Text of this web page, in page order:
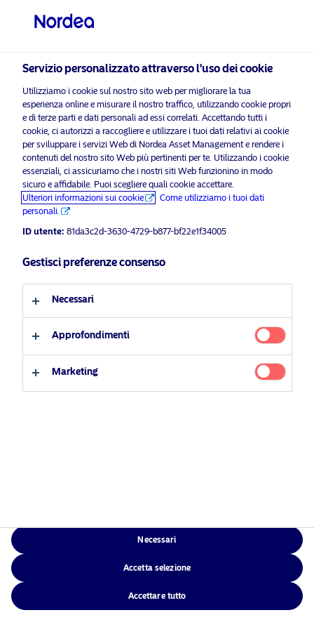
Scegli il Profilo Investitore
Paese
Italia
Lingua
Profilo investitore
Investitore professionale
Investitore professionale
Nordea Asset Management è uno dei maggiori
asset manager dei Paesi nordici con una presenza
globale in Europa, America e Asia.
Home
Chi siamo
Fondi
Investimento responsabile
News
Termini e condizioni
Informativa sulla privacy
Servizio personalizzato attraverso l'uso dei cookie
Utilizziamo i cookie sul nostro sito web per migliorare la tua
esperienza online e misurare il nostro traffico, utilizzando cookie propri
e di terze parti e dati personali ad essi correlati. Accettando tutti i
cookie, ci autorizzi a raccogliere e utilizzare i tuoi dati relativi ai cookie
per sviluppare i servizi Web di Nordea Asset Management e rendere i
contenuti del nostro sito Web più pertinenti per te. Utilizzando i cookie
essenziali, ci assicuriamo che i nostri siti Web funzionino in modo
sicuro e affidabile. Puoi scegliere quali cookie accettare.
Ulteriori informazioni sui cookie
Come utilizziamo i tuoi dati
personali.
ID utente: 81da3c2d-3630-4729-b877-bf22e1f34005
Gestisci preferenze consenso
Necessari
Approfondimenti
Marketing
Necessari
Accetta selezione
Accettare tutto